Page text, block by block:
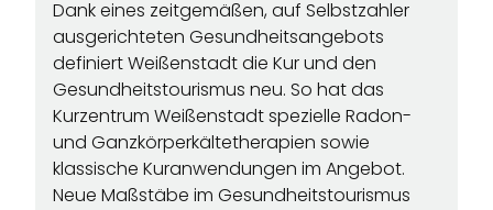
Dank eines zeitgemäßen, auf Selbstzahler
ausgerichteten Gesundheitsangebots
definiert Weißenstadt die Kur und den
Gesundheitstourismus neu. So hat das
Kurzentrum Weißenstadt spezielle Radon-
und Ganzkörperkältetherapien sowie
klassische Kuranwendungen im Angebot.
Neue Maßstäbe im Gesundheitstourismus